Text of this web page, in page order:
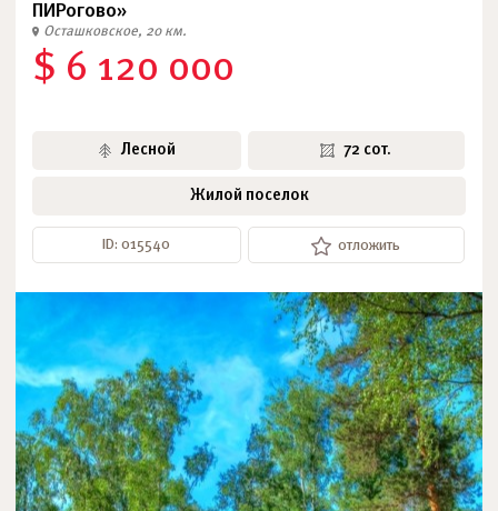
ПИРогово»
Осташковское, 20 км.
$ 6 120 000
Лесной 72 сот.
Жилой поселок
ID: 015540 отложить